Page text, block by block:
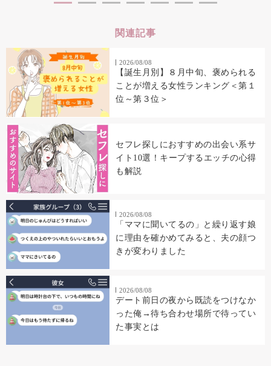
関連記事
2026/08/08
【誕生月別】８月中旬、褒められる
ことが増える女性ランキング＜第１
位～第３位＞
セフレ探しにおすすめの出会い系サ
イト10選！キープするエッチの心得
も解説
2026/08/08
「ママに聞いてるの」と繰り返す娘
に理由を確かめてみると、夫の顔つ
きが変わりました
2026/08/08
デート前日の夜から既読をつけなか
った俺→待ち合わせ場所で待ってい
た事実とは